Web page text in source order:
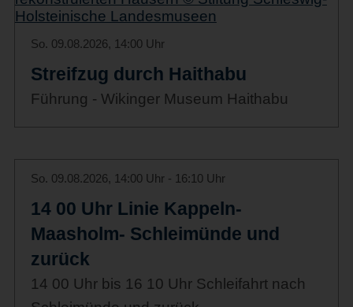
So. 09.08.2026, 14:00 Uhr
Streifzug durch Haithabu
Führung - Wikinger Museum Haithabu
So. 09.08.2026, 14:00 Uhr - 16:10 Uhr
14 00 Uhr Linie Kappeln-
Maasholm- Schleimünde und
zurück
14 00 Uhr bis 16 10 Uhr Schleifahrt nach